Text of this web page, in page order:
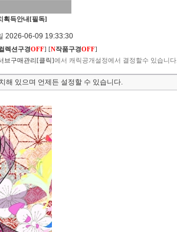
획득안내[필독]
2026-06-09 19:33:30
렉션구경OFF] [N작품구경OFF]
브구매관리[클릭]에서 캐릭공개설정에서 결정할수 있습니다.
해 있으며 언제든 설정할 수 있습니다.